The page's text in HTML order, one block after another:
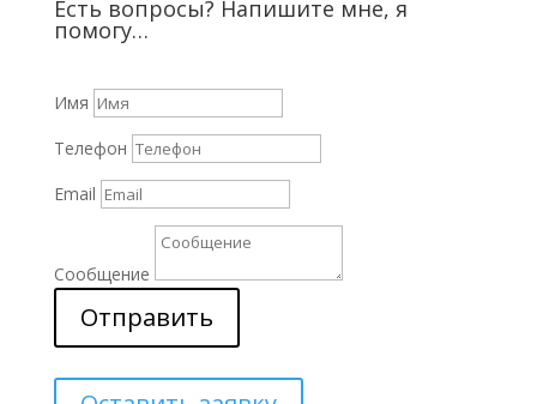
Есть вопросы? Напишите мне, я
помогу…
Имя
Телефон
Email
Сообщение
Отправить